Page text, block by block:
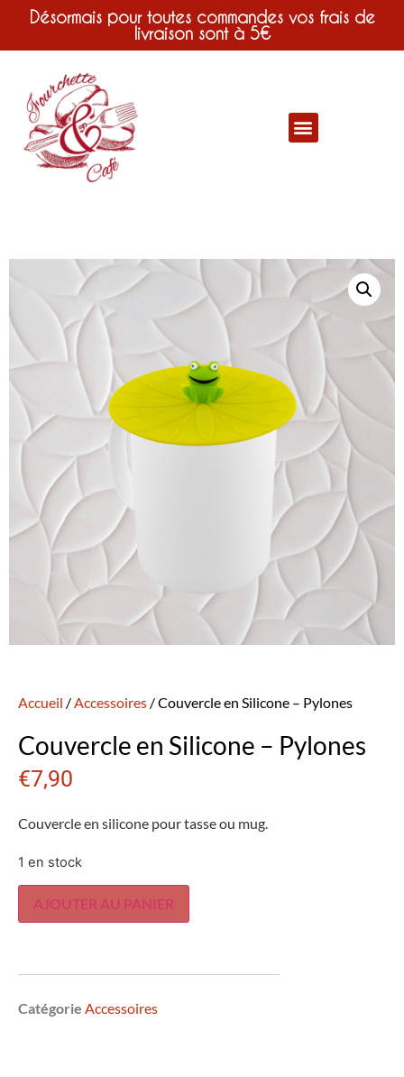
Désormais pour toutes commandes vos frais de
livraison sont à 5€
Accueil / Accessoires / Couvercle en Silicone – Pylones
Couvercle en Silicone – Pylones
€7,90
Couvercle en silicone pour tasse ou mug.
1 en stock
AJOUTER AU PANIER
Catégorie Accessoires